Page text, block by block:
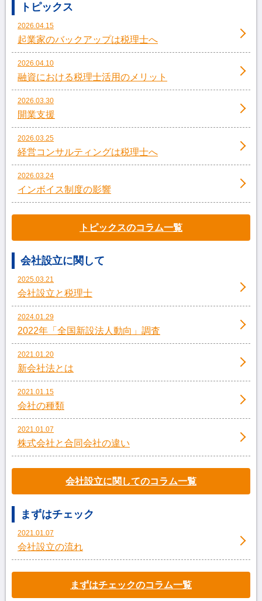
トピックス
2026.04.15
起業家のバックアップは税理士へ
2026.04.10
融資における税理士活用のメリット
2026.03.30
開業支援
2026.03.25
経営コンサルティングは税理士へ
2026.03.24
インボイス制度の影響
トピックスのコラム一覧
会社設立に関して
2025.03.21
会社設立と税理士
2024.01.29
2022年「全国新設法人動向」調査
2021.01.20
新会社法とは
2021.01.15
会社の種類
2021.01.07
株式会社と合同会社の違い
会社設立に関してのコラム一覧
まずはチェック
2021.01.07
会社設立の流れ
まずはチェックのコラム一覧